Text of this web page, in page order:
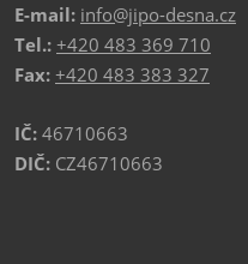
E-mail: info@jipo-desna.cz
Tel.: +420 483 369 710
Fax: +420 483 383 327
IČ: 46710663
DIČ: CZ46710663